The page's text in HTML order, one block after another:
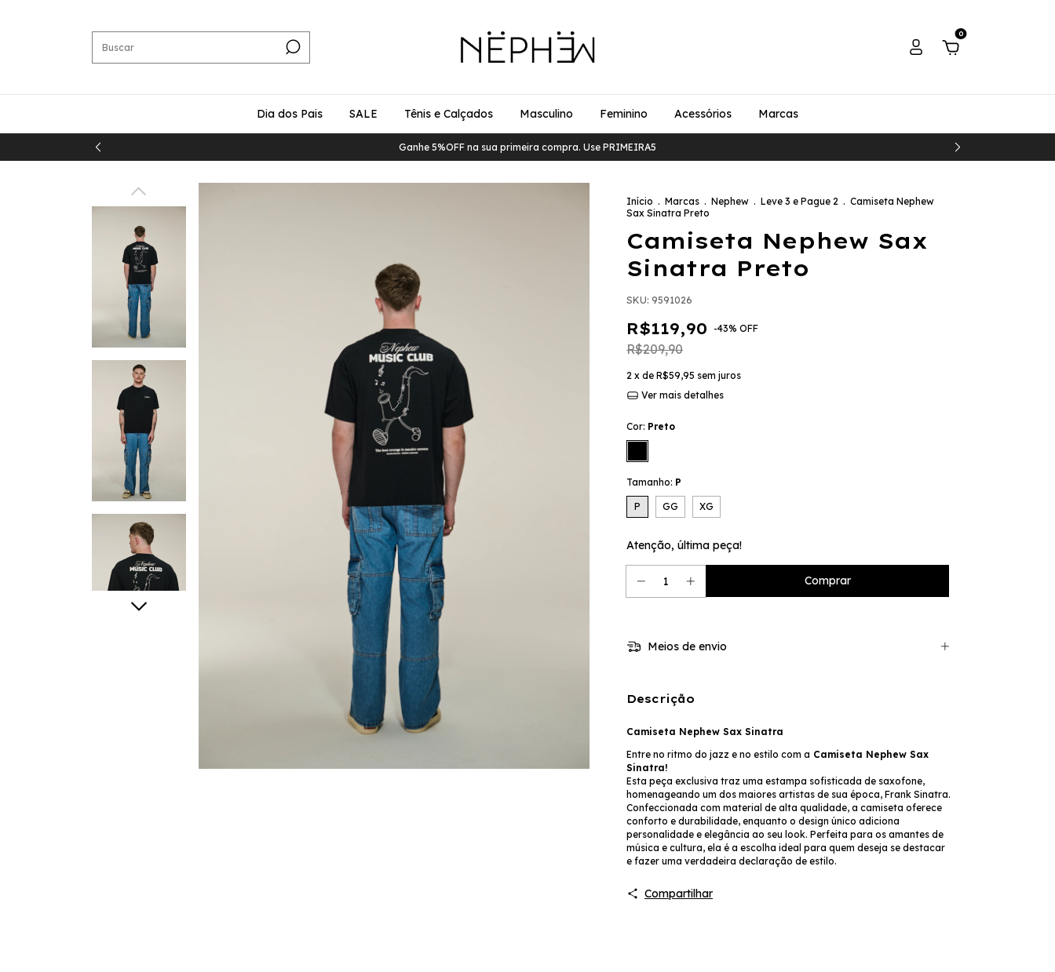
0
Dia dos Pais SALE Tênis e Calçados Masculino Feminino Acessórios Marcas
Ganhe 5%OFF na sua primeira compra. Use PRIMEIRA5
Início . Marcas . Nephew . Leve 3 e Pague 2 . Camiseta Nephew
Sax Sinatra Preto
Camiseta Nephew Sax
Sinatra Preto
SKU: 9591026
R$119,90 -43% OFF
R$209,90
2 x de R$59,95 sem juros
Ver mais detalhes
Cor: Preto
Tamanho: P
P GG XG
Atenção, última peça!
Meios de envio
Descrição
Camiseta Nephew Sax Sinatra
Entre no ritmo do jazz e no estilo com a Camiseta Nephew Sax
Sinatra!
Esta peça exclusiva traz uma estampa sofisticada de saxofone,
homenageando um dos maiores artistas de sua época, Frank Sinatra.
Confeccionada com material de alta qualidade, a camiseta oferece
conforto e durabilidade, enquanto o design único adiciona
personalidade e elegância ao seu look. Perfeita para os amantes de
música e cultura, ela é a escolha ideal para quem deseja se destacar
e fazer uma verdadeira declaração de estilo.
Compartilhar